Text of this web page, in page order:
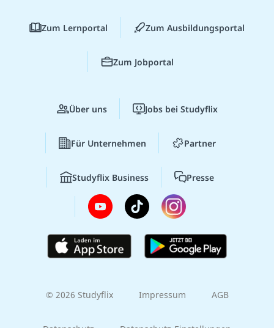
Zum Lernportal Zum Ausbildungsportal
Zum Jobportal
Über uns Jobs bei Studyflix
Für Unternehmen Partner
Studyflix Business Presse
© 2026 Studyflix Impressum AGB